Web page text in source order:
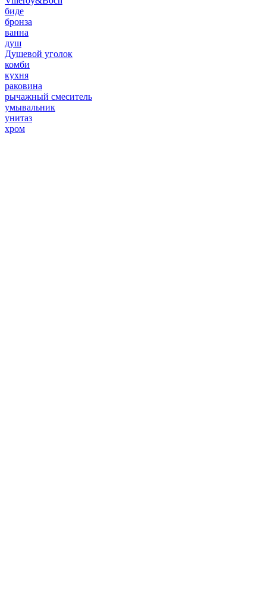
биде
бронза
ванна
душ
Душевой уголок
комби
кухня
раковина
рычажный смеситель
умывальник
унитаз
хром